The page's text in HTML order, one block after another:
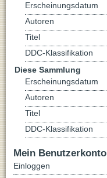
Erscheinungsdatum
Autoren
Titel
DDC-Klassifikation
Diese Sammlung
Erscheinungsdatum
Autoren
Titel
DDC-Klassifikation
Mein Benutzerkonto
Einloggen